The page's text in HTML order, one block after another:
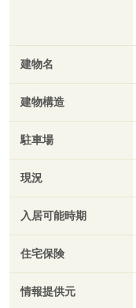
建物名
建物構造
駐車場
現況
入居可能時期
住宅保険
情報提供元